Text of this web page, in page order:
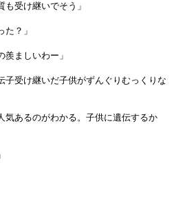
も受け継いでそう」
た？」
羨ましいわー」
子受け継いだ子供がずんぐりむっくりな
気あるのがわかる。子供に遺伝するか